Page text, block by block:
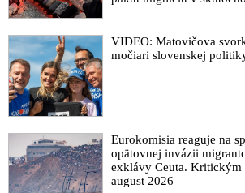
VIDEO: Matovičova
močiari slovenskej
Eurokomisia reaguje na
opätovnej invázii
exklávy Ceuta. Kritickým
august 2026